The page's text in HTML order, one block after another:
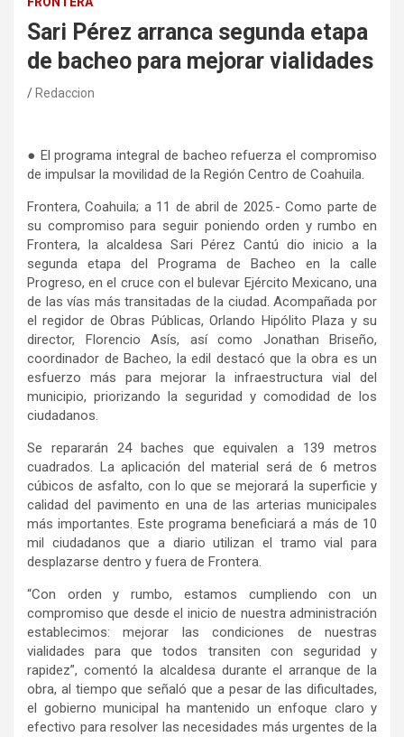
Sari Pérez arranca segunda etapa
de bacheo para mejorar vialidades
Redaccion
● El programa integral de bacheo refuerza el compromiso
de impulsar la movilidad de la Región Centro de Coahuila.
Frontera, Coahuila; a 11 de abril de 2025.- Como parte de
su compromiso para seguir poniendo orden y rumbo en
Frontera, la alcaldesa Sari Pérez Cantú dio inicio a la
segunda etapa del Programa de Bacheo en la calle
Progreso, en el cruce con el bulevar Ejército Mexicano, una
de las vías más transitadas de la ciudad. Acompañada por
el regidor de Obras Públicas, Orlando Hipólito Plaza y su
director, Florencio Asís, así como Jonathan Briseño,
coordinador de Bacheo, la edil destacó que la obra es un
esfuerzo más para mejorar la infraestructura vial del
municipio, priorizando la seguridad y comodidad de los
ciudadanos.
Se repararán 24 baches que equivalen a 139 metros
cuadrados. La aplicación del material será de 6 metros
cúbicos de asfalto, con lo que se mejorará la superficie y
calidad del pavimento en una de las arterias municipales
más importantes. Este programa beneficiará a más de 10
mil ciudadanos que a diario utilizan el tramo vial para
desplazarse dentro y fuera de Frontera.
“Con orden y rumbo, estamos cumpliendo con un
compromiso que desde el inicio de nuestra administración
establecimos: mejorar las condiciones de nuestras
vialidades para que todos transiten con seguridad y
rapidez”, comentó la alcaldesa durante el arranque de la
obra, al tiempo que señaló que a pesar de las dificultades,
el gobierno municipal ha mantenido un enfoque claro y
efectivo para resolver las necesidades más urgentes de la